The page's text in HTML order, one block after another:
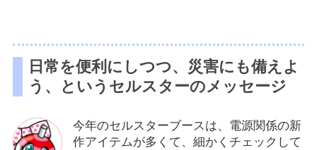
日常を便利にしつつ、災害にも備えよ
う、というセルスターのメッセージ
今年のセルスターブースは、電源関係の新
作アイテムが多くて、細かくチェックして